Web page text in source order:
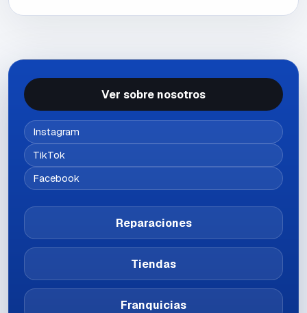
Ver sobre nosotros
Instagram
TikTok
Facebook
Reparaciones
Tiendas
Franquicias